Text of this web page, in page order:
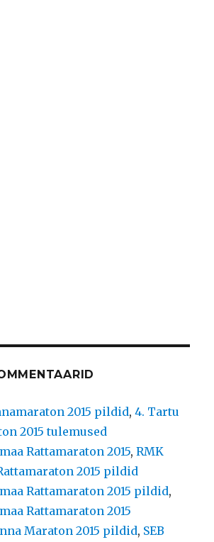
2015 pildid,4. Tartu
2015 tulemused
Rattamaraton 2015,RMK
2015 pildid
Rattamaraton 2015 pildid,
Rattamaraton 2015
Maraton 2015 pildid, SEB